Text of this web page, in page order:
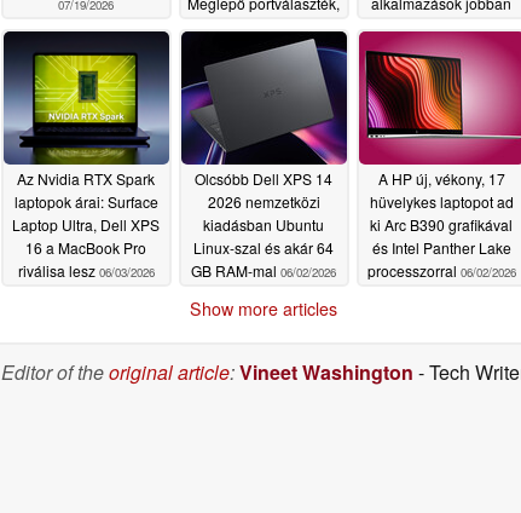
07/19/2026
06/08/2026
generációs RTX Spark
PC-ken06/08/2026
Az Nvidia RTX Spark
laptopok árai: Surface
Laptop Ultra, Dell XPS
16 a MacBook Pro
riválisa lesz 06/03/2026
Olcsóbb Dell XPS 14
2026 nemzetközi
kiadásban Ubuntu
Linux-szal és akár 64
GB RAM-mal 06/02/2026
A HP új, vékony, 17
hüvelykes laptopot ad
ki Arc B390 grafikával
és Intel Panther Lake
processzorral 06/02/2026
Show more articles
Editor of theoriginal article:Vineet Washington - Tech